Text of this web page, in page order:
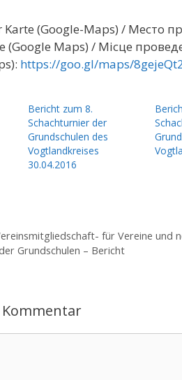
(Google-Maps) / Место
(Google Maps) / Місце
https://goo.gl/maps/
Bericht zum 8.
Schachturnier der
Grundschulen des
Vogtlandkreises
30.04.2016
für Vereine und
Grundschulen – Bericht